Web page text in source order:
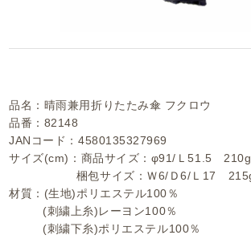
品名：晴雨兼用折りたたみ傘 フクロウ
品番：82148
JANコード：4580135327969
サイズ(cm)：商品サイズ：φ91/Ｌ51.5 210g
梱包サイズ：Ｗ6/Ｄ6/Ｌ17
材質：(生地)ポリエステル100％
(刺繍上糸)レーヨン100％
(刺繍下糸)ポリエステル100％